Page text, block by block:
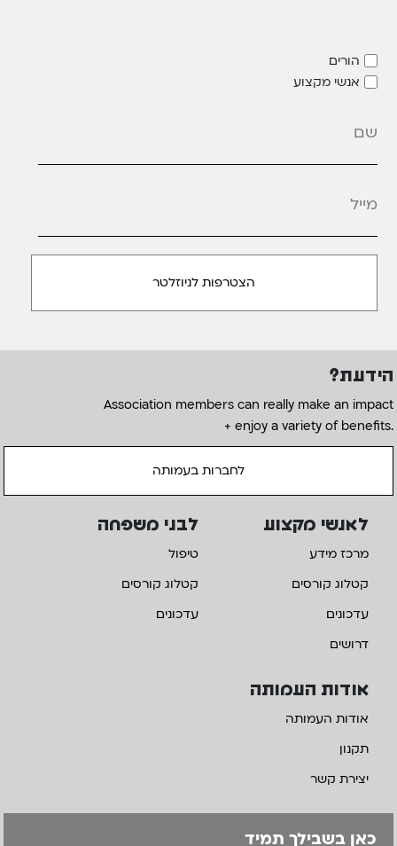
הורים
אנשי מקצוע
הידעת?
Association members can really make an impact
+ enjoy a variety of benefits.
לחברות בעמותה
אודות העמותה
אודות העמותה
תקנון
יצירת קשר
לאנשי מקצוע
מרכז מידע
קטלוג קורסים
עדכונים
דרושים
לבני משפחה
טיפול
קטלוג קורסים
עדכונים
כאן בשבילך תמיד